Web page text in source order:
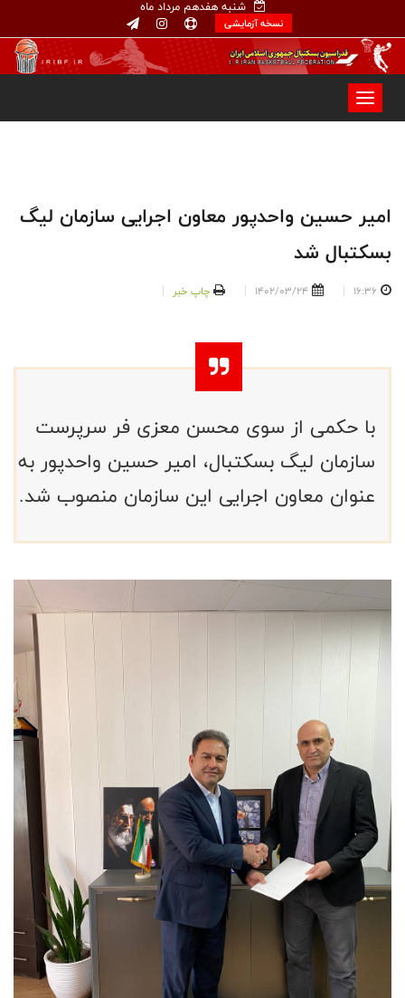
شنبه هفدهم مرداد ماه
نسخه آزمایشی
امیر حسین واحدپور معاون اجرایی سازمان لیگ
بسکتبال شد
16:36
1402/03/24 چاپ خبر
با حکمی از سوی محسن معزی فر سرپرست
سازمان لیگ بسکتبال، امیر حسین واحدپور به
عنوان معاون اجرایی این سازمان منصوب شد.